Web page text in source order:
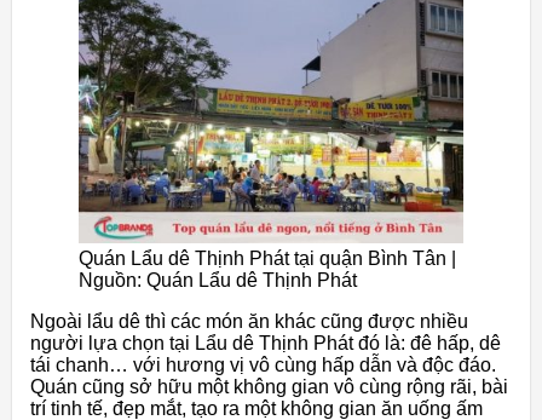
Quán Lẩu dê Thịnh Phát tại quận Bình Tân |
Nguồn: Quán Lẩu dê Thịnh Phát
Ngoài lẩu dê thì các món ăn khác cũng được nhiều
người lựa chọn tại Lẩu dê Thịnh Phát đó là: đê hấp, dê
tái chanh… với hương vị vô cùng hấp dẫn và độc đáo.
Quán cũng sở hữu một không gian vô cùng rộng rãi, bài
trí tinh tế, đẹp mắt, tạo ra một không gian ăn uống ấm